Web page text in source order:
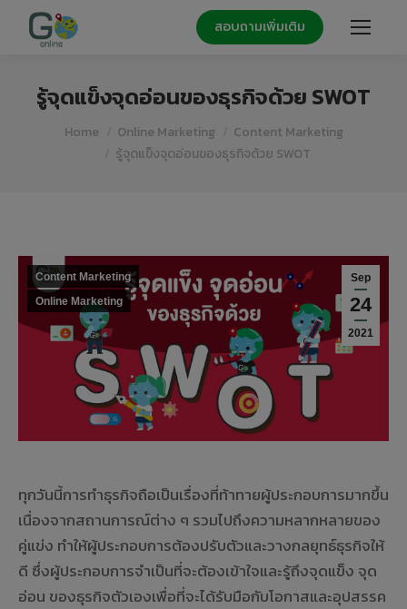
สอบถามเพิ่มเติม
รู้จุดแข็งจุดอ่อนของธุรกิจด้วย SWOT
Home Online Marketing
Content Marketing
รู้จุดแข็งจุดอ่อนของธุรกิจด้วย SWOT
Sep
24
2021
Content Marketing
Online Marketing
ทุกวันนี้การทำธุรกิจถือเป็นเรื่องที่ท้าทายผู้ประกอบการมากขึ้น
เนื่องจากสถานการณ์ต่าง ๆ รวมไปถึงความหลากหลายของ
คู่แข่ง ทำให้ผู้ประกอบการต้องปรับตัวและวางกลยุทธ์ธุรกิจให้
ดี ซึ่งผู้ประกอบการจำเป็นที่จะต้องเข้าใจและรู้ถึงจุดแข็ง จุด
อ่อน ของธุรกิจตัวเองเพื่อที่จะได้รับมือกับโอกาสและอุปสรรค